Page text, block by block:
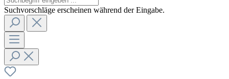
Suchvorschläge erscheinen während der Eingabe.